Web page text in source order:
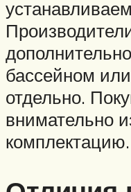
бассейном
отдельно.
внимательно
комплектацию.